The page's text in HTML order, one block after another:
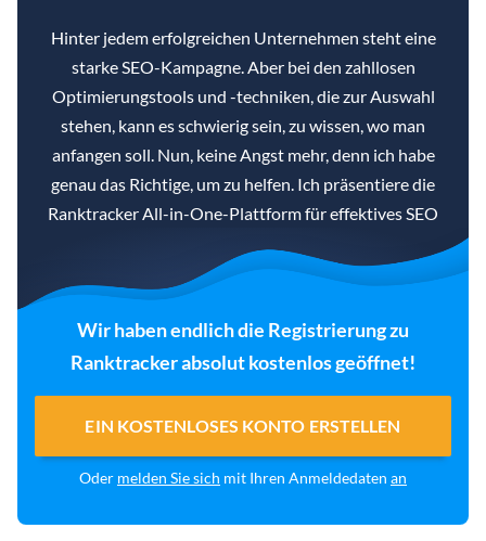
Hinter jedem erfolgreichen Unternehmen steht eine
starke SEO-Kampagne. Aber bei den zahllosen
Optimierungstools und -techniken, die zur Auswahl
stehen, kann es schwierig sein, zu wissen, wo man
anfangen soll. Nun, keine Angst mehr, denn ich habe
genau das Richtige, um zu helfen. Ich präsentiere die
Ranktracker All-in-One-Plattform für effektives SEO
Wir haben endlich die Registrierung zu
Ranktracker absolut kostenlos geöffnet!
EIN KOSTENLOSES KONTO ERSTELLEN
Oder melden Sie sich mit Ihren Anmeldedaten an